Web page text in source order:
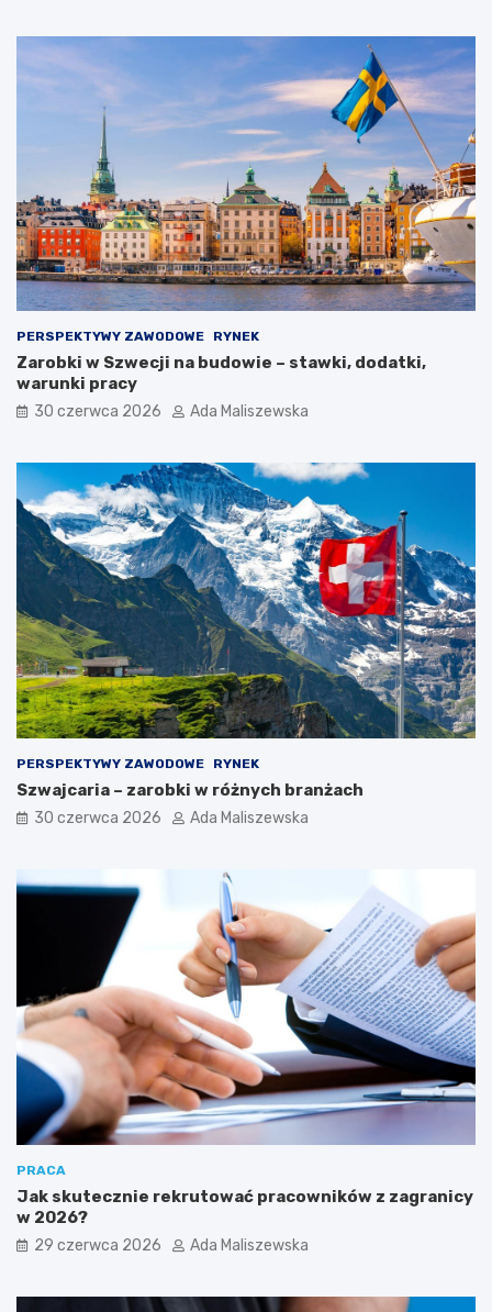
PERSPEKTYWY ZAWODOWE RYNEK
Zarobki w Szwecji na budowie – stawki, dodatki,
warunki pracy
30 czerwca 2026 Ada Maliszewska
PERSPEKTYWY ZAWODOWE RYNEK
Szwajcaria – zarobki w różnych branżach
30 czerwca 2026 Ada Maliszewska
PRACA
Jak skutecznie rekrutować pracowników z zagranicy
w 2026?
29 czerwca 2026 Ada Maliszewska